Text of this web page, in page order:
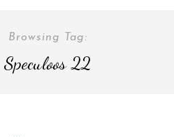
Browsing Tag:
Speculoos 22